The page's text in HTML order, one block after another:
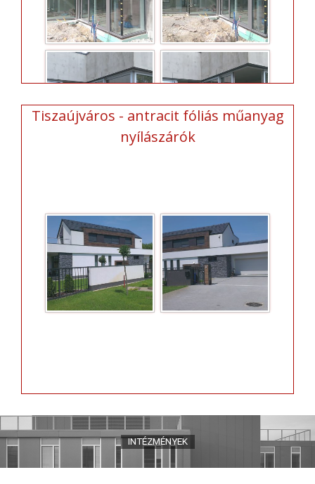
Tiszaújváros - antracit fóliás műanyag
nyílászárók